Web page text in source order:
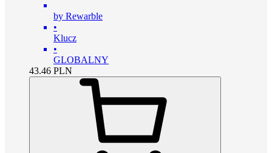
by Rewarble
•
Klucz
•
GLOBALNY
43.46 PLN